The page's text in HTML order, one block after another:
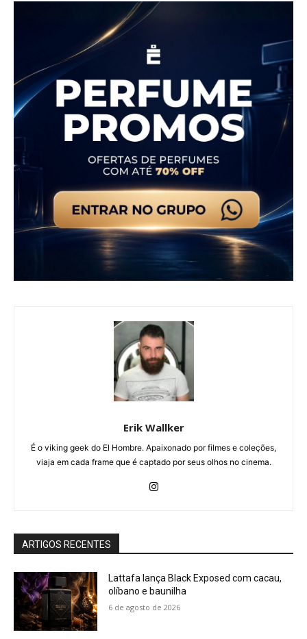
Erik Wallker
É o viking geek do El Hombre. Apaixonado por filmes e coleções,
viaja em cada frame que é captado por seus olhos no cinema.
ARTIGOS RECENTES
Lattafa lança Black Exposed com cacau,
olíbano e baunilha
6 de agosto de 2026